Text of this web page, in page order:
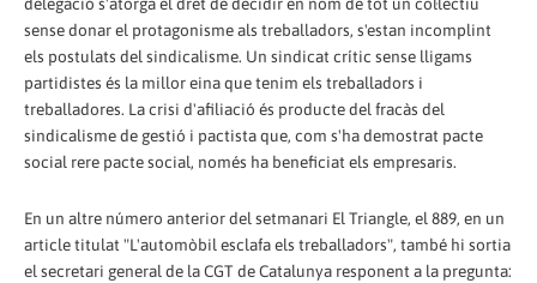
delegació s'atorga el dret de decidir en nom de tot un col·lectiu
sense donar el protagonisme als treballadors, s'estan incomplint
els postulats del sindicalisme. Un sindicat crític sense lligams
partidistes és la millor eina que tenim els treballadors i
treballadores. La crisi d'afiliació és producte del fracàs del
sindicalisme de gestió i pactista que, com s'ha demostrat pacte
social rere pacte social, només ha beneficiat els empresaris.
En un altre número anterior del setmanari El Triangle, el 889, en un
article titulat "L'automòbil esclafa els treballadors", també hi sortia
el secretari general de la CGT de Catalunya responent a la pregunta: